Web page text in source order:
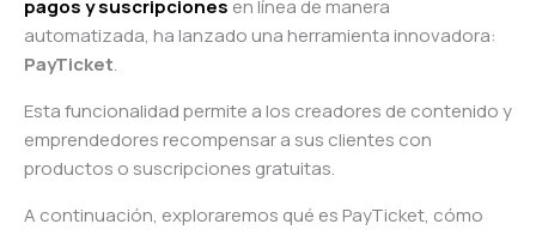
pagos y suscripciones en línea de manera
automatizada, ha lanzado una herramienta innovadora:
PayTicket.
Esta funcionalidad permite a los creadores de contenido y
emprendedores recompensar a sus clientes con
productos o suscripciones gratuitas.
A continuación, exploraremos qué es PayTicket, cómo